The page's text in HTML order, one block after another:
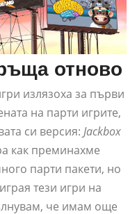
отново
излязоха за първи
на парти игрите,
си версия: Jackbox
как преминахме
парти пакети, но
тези игри на
че имам още